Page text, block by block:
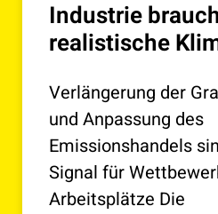
Industrie
realistische
Verlängerung der
und Anpassung des
Emissionshandels
Signal für
Arbeitsplätze Die